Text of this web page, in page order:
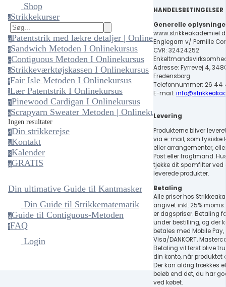
Shop
sStrikkekurser
pPatentstrik med lækre detaljer | Onlinekursus
sSandwich Metoden I Onlinekursus
cContiguous Metoden I Onlinekursus
sStrikkeværktøjskassen I Onlinekursus
fFair Isle Metoden I Onlinekursus
lLær Patentstrik I Onlinekursus
pPinewood Cardigan I Onlinekursus
sScrapyarn Sweater Metoden | Onlinekursus
Ingen resultater
dDin strikkerejse
kKontakt
kKalender
gGRATIS
Din ultimative Guide til Kantmasker
Din Guide til Strikkematematik
gGuide til Contiguous-Metoden
fFAQ
Login
HANDELSBETINGELSER
Generelle
Englegarn v/ Pernille
CVR: 32424252
Adresse: Fyrrevej 4,
Fredensborg
Telefonnummer: 26 44
E-mail:
Levering
Produkterne bliver
via e-mail, som fysiske
eller arrangementer,
Post eller fragtmand.
tjekke dit spamfilter ved
leverede produkter.
Betaling
Alle priser hos
angivet inkl. 25% moms.
er dagspriser. Betaling
under bestilling, og der
betales med Mobile Pay,
Visa/DANKORT,
Betaling vil først blive
din konto, når produktet
Der kan aldrig trækkes
beløb end det, du har
ved købet.